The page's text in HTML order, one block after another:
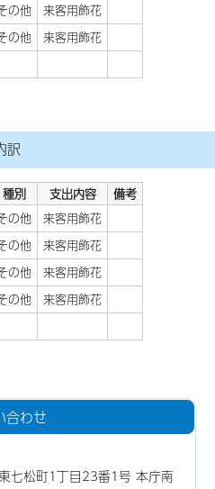
の他
来客用飾花
の他
来客用飾花
訳
種別 支出内容
備考
の他
来客用飾花
の他
来客用飾花
の他
来客用飾花
の他
来客用飾花
合わせ
七松町1丁目23番1号 本庁南